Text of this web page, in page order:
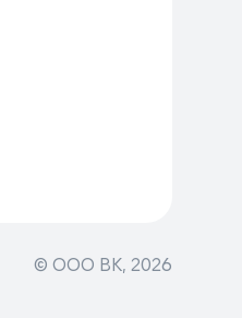
© ООО ВК, 2026